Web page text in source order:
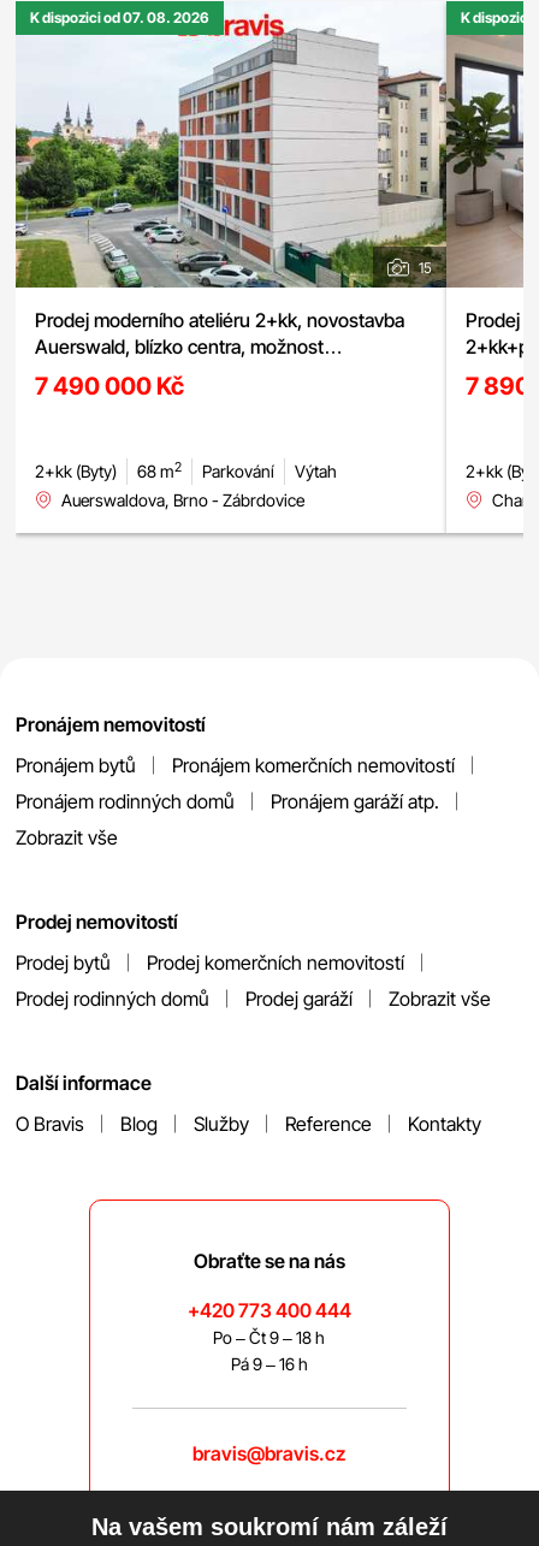
K dispozici od 07. 08. 2026
15
Prodej moderního ateliéru 2+kk, novostavba
Auerswald, blízko centra, možnost
garážového stání
7 490 000 Kč
2+kk (Byty) 68 m2 Parkování
Výtah
Auerswaldova, Brno - Zábrdovice
K dispozici
Prodej
7 890
2+kk
Pronájem nemovitostí
Pronájem bytů
Pronájem komerčních nemovitostí
Pronájem rodinných domů
Pronájem garáží atp.
Zobrazit vše
Prodej nemovitostí
Prodej bytů
Prodej komerčních nemovitostí
Prodej rodinných domů
Prodej garáží Zobrazit vše
Další informace
O Bravis
Blog Služby Reference Kontakty
Obraťte se na nás
+420 773 400 444
Po – Čt 9 – 18 h
Pá 9 – 16 h
bravis@bravis.cz
Na vašem soukromí nám záleží